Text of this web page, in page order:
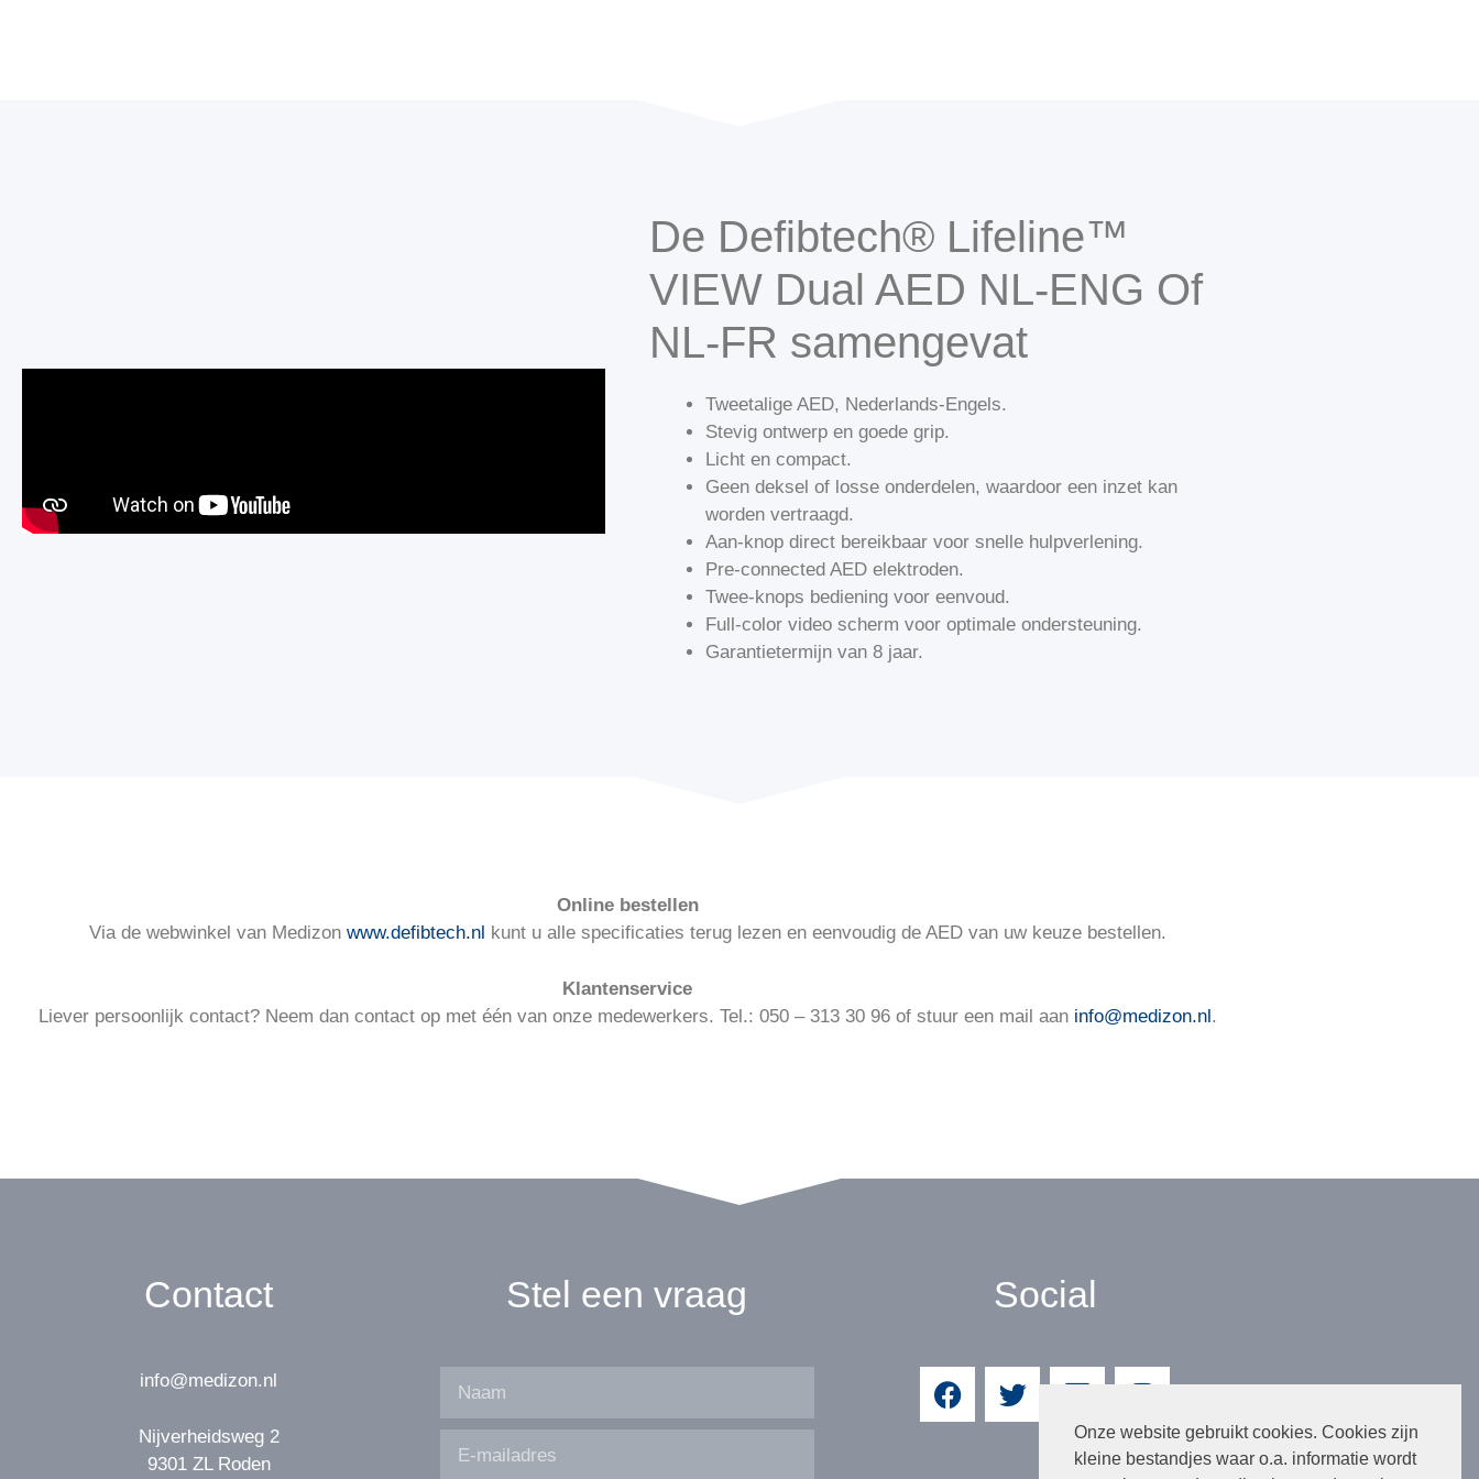
Onze website gebruikt cookies. Cookies zijn
kleine bestandjes waar o.a. informatie wordt
De Defibtech® Lifeline™
VIEW Dual AED NL-ENG Of
NL-FR samengevat
Tweetalige AED, Nederlands-Engels.
Stevig ontwerp en goede grip.
Licht en compact.
Geen deksel of losse onderdelen, waardoor een inzet kan
worden vertraagd.
Aan-knop direct bereikbaar voor snelle hulpverlening.
Pre-connected AED elektroden.
Twee-knops bediening voor eenvoud.
Full-color video scherm voor optimale ondersteuning.
Garantietermijn van 8 jaar.
Online bestellen
Via de webwinkel van Medizon www.defibtech.nl kunt u alle specificaties terug lezen en eenvoudig de AED van uw keuze bestellen.
Klantenservice
Liever persoonlijk contact? Neem dan contact op met één van onze medewerkers. Tel.: 050 – 313 30 96 of stuur een mail aan info@medizon.nl.
Contact
info@medizon.nl
Nijverheidsweg 2
9301 ZL Roden
Stel een vraag Social